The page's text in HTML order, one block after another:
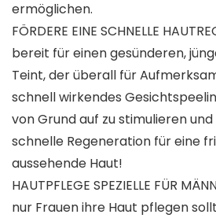
ermöglichen.
FÖRDERE EINE SCHNELLE
bereit für einen gesünderen,
Teint, der überall für
schnell wirkendes
von Grund auf zu stimulieren
schnelle Regeneration für eine
aussehende Haut!
HAUTPFLEGE SPEZIELLE FÜR
nur Frauen ihre Haut pflegen